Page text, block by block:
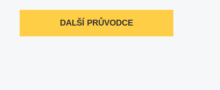
DALŠÍ PRŮVODCE